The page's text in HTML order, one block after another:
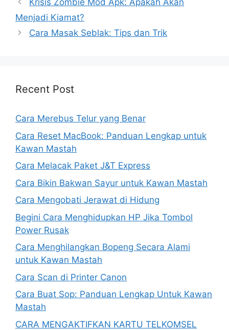
Krisis Zombie Mod Apk: Apakah Akan
Menjadi Kiamat?
Cara Masak Seblak: Tips dan Trik
Recent Post
Cara Merebus Telur yang Benar
Cara Reset MacBook: Panduan Lengkap untuk
Kawan Mastah
Cara Melacak Paket J&T Express
Cara Bikin Bakwan Sayur untuk Kawan Mastah
Cara Mengobati Jerawat di Hidung
Begini Cara Menghidupkan HP Jika Tombol
Power Rusak
Cara Menghilangkan Bopeng Secara Alami
untuk Kawan Mastah
Cara Scan di Printer Canon
Cara Buat Sop: Panduan Lengkap Untuk Kawan
Mastah
CARA MENGAKTIFKAN KARTU TELKOMSEL